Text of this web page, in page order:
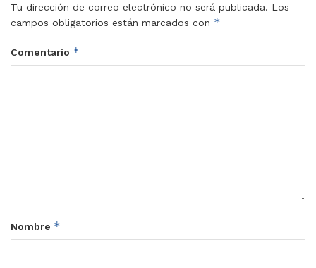
Tu dirección de correo electrónico no será publicada. Los
campos obligatorios están marcados con *
Comentario *
Nombre *